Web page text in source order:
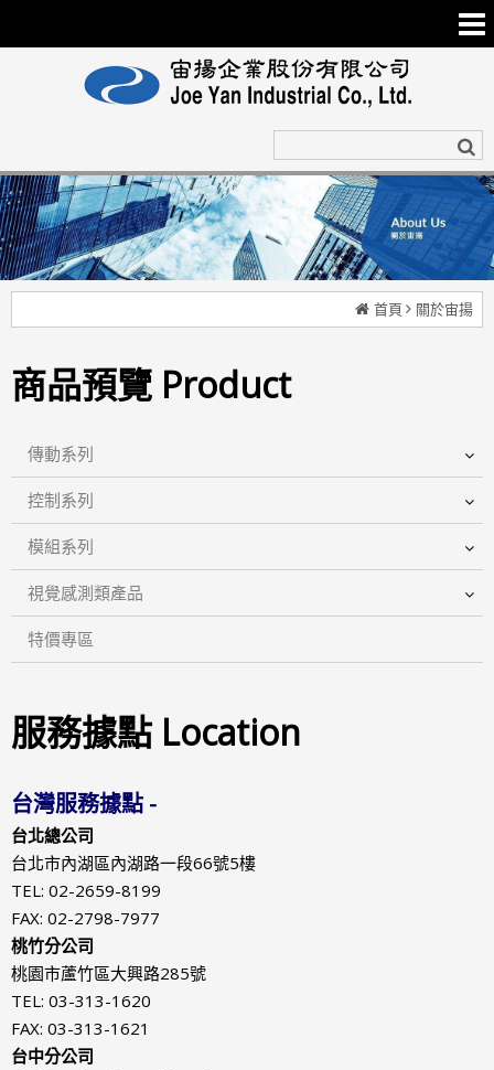
首頁 關於宙揚
商品預覽 Product
傳動系列
控制系列
模組系列
視覺感測類產品
特價專區
服務據點 Location
台灣服務據點 -
台北總公司
台北市內湖區內湖路一段66號5樓
TEL: 02-2659-8199
FAX: 02-2798-7977
桃竹分公司
桃園市蘆竹區大興路285號
TEL: 03-313-1620
FAX: 03-313-1621
台中分公司